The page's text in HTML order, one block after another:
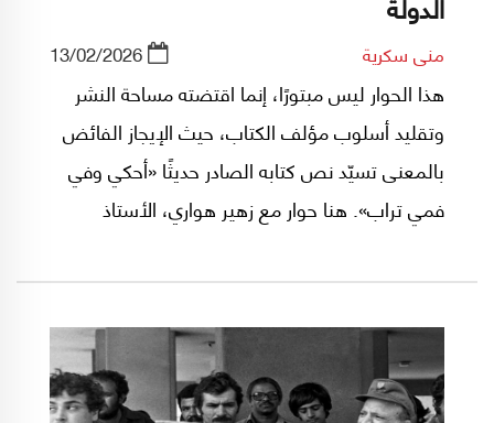
منى سكرية 13/02/2026
هذا الحوار ليس مبتورًا، إنما اقتضته مساحة النشر
وتقليد أسلوب مؤلف الكتاب، حيث الإيجاز الفائض
بالمعنى تسيّد نص كتابه الصادر حديثًا «أحكي وفي
فمي تراب». هنا حوار مع زهير هواري، الأستاذ
و«النموذج» في تكريس معنى المناضل الحزبي الذي
جمع ورفاقه التبرعات وهم حفاة الأقدام.